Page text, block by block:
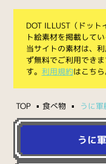
DOT ILLUST（ドット
ト絵素材を掲載してい
当サイトの素材は、
ず無料でご利用でき
す。 利用規約はこちら
TOP 食べ物 うに軍
うに